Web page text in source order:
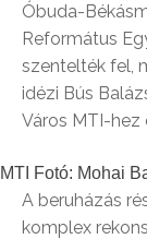
Óbuda-
Református
szentelték fel,
idézi Bús
Város MTI-
MTI Fotó: Mohai
A beruházás
komplex